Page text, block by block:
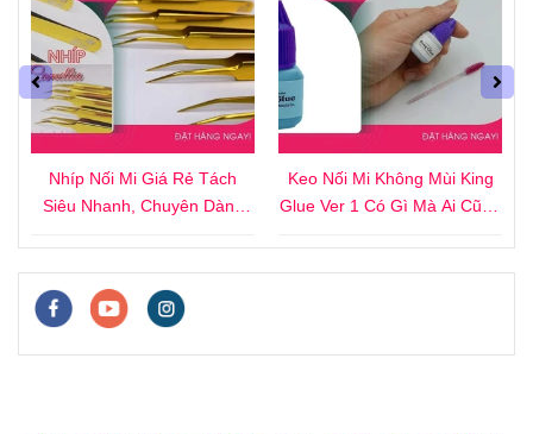
Nhíp Nối Mi Giá Rẻ Tách
Siêu Nhanh, Chuyên Dành
Keo Nối Mi Không Mùi King
Glue Ver 1 Có Gì Mà Ai Cũng